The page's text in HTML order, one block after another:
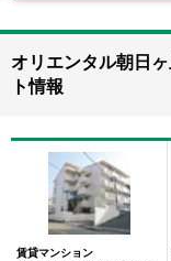
オリエンタル朝日
ト情報
賃貸マンション